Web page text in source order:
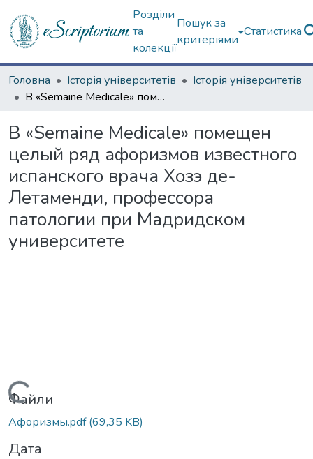
Розділи
та
колекції
Пошук за
критеріями
Статистика
Головна Історія університетів
Історія університетів
В «Semaine Medicale» помещен целый ряд афоризмов известного испанского врача Хозэ де-Летаменди, профессора патологии при Мадридском университете
В «Semaine Medicale» помещен
целый ряд афоризмов известного
испанского врача Хозэ де-
Летаменди, профессора
патологии при Мадридском
университете
Вантажиться...
Файли
Афоризмы.pdf(69,35 KB)
Дата